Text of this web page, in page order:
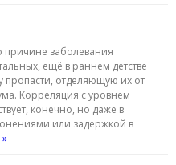
заболевания
ещё в раннем детстве
пропасти, отделяющую их от
Корреляция с уровнем
конечно, но даже в
или задержкой в